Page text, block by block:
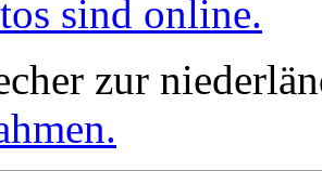
sind online.
zur